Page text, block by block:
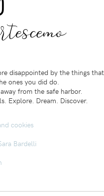
disappointed by the things that
ones you did do.
from the safe harbor.
Explore. Dream. Discover.
cookies
Bardelli